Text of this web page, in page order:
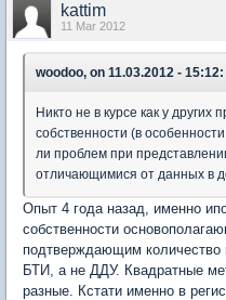
kattim
11 Mar 2012
woodoo, on 11.03.2012 - 15:12:
Никто не в курсе как у других
собственности (в
ли проблем при
отличающимися от данных в
Опыт 4 года назад, именно
собственности
подтверждающим количество
БТИ, а не ДДУ. Квадратные
разные. Кстати именно в